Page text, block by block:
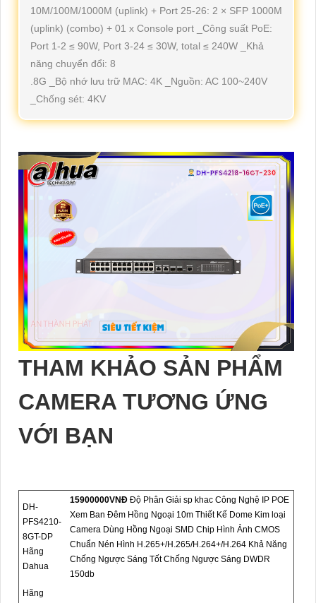
10M/100M/1000M (uplink) + Port 25-26: 2 × SFP 1000M
(uplink) (combo) + 01 x Console port _Công suất PoE:
Port 1-2 ≤ 90W, Port 3-24 ≤ 30W, total ≤ 240W _Khả
năng chuyển đổi: 8
.8G _Bộ nhớ lưu trữ MAC: 4K _Nguồn: AC 100~240V
_Chống sét: 4KV
THAM KHẢO SẢN PHẨM
CAMERA TƯƠNG ỨNG
VỚI BẠN
DH-
PFS4210-
8GT-DP
Hãng
Dahua
15900000VNÐ Độ Phân Giải sp khac Công Nghệ IP POE
Xem Ban Đêm Hồng Ngoại 10m Thiết Kế Dome Kim loại
Camera Dùng Hồng Ngoại SMD Chip Hình Ảnh CMOS
Chuẩn Nén Hình H.265+/H.265/H.264+/H.264 Khả Năng
Chống Ngược Sáng Tốt Chống Ngược Sáng DWDR
150db
Hãng